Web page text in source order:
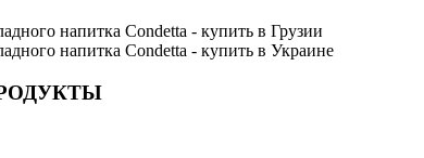
напитка Condetta - купить в Грузии
напитка Condetta - купить в Украине